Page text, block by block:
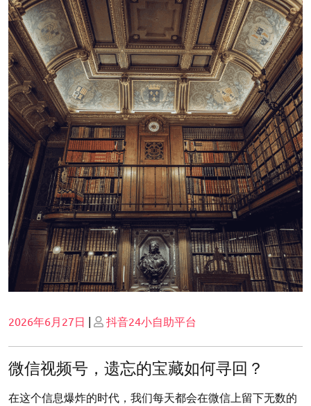
Posted
2026年6月27日 | Posted
抖音24小自助平台
微信视频号，遗忘的宝藏如何寻回？
在这个信息爆炸的时代，我们每天都会在微信上留下无数的